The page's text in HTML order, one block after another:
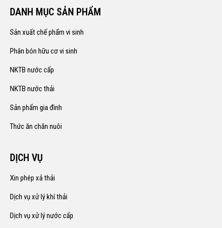
DANH MỤC SẢN PHẨM
Sản xuất chế phẩm vi sinh
Phân bón hữu cơ vi sinh
NKTB nước cấp
NKTB nước thải
Sản phẩm gia đình
Thức ăn chăn nuôi
DỊCH VỤ
Xin phép xả thải
Dịch vụ xử lý khí thải
Dịch vụ xử lý nước cấp